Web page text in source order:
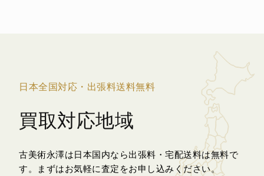
日本全国対応・出張料送料無料
買取対応地域
古美術永澤は日本国内なら出張料・宅配送料は無料で
す。
まずはお気軽に査定をお申し込みください。